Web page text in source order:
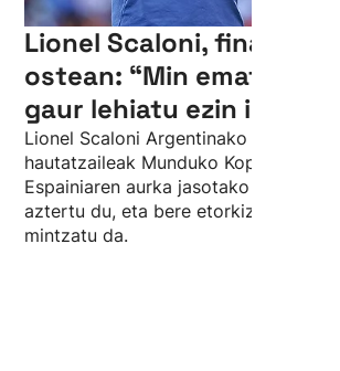
Lionel Scaloni, finalaren
ostean: “Min ematen du
gaur lehiatu ezin izanak”
Lionel Scaloni Argentinako
hautatzaileak Munduko Kopako
Espainiaren aurka jasotako porrota
aztertu du, eta bere etorkizunaz ere
mintzatu da.